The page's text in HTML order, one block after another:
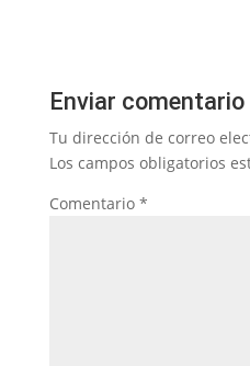
Enviar comentario
Tu dirección de correo
Los campos obligatorios
Comentario *